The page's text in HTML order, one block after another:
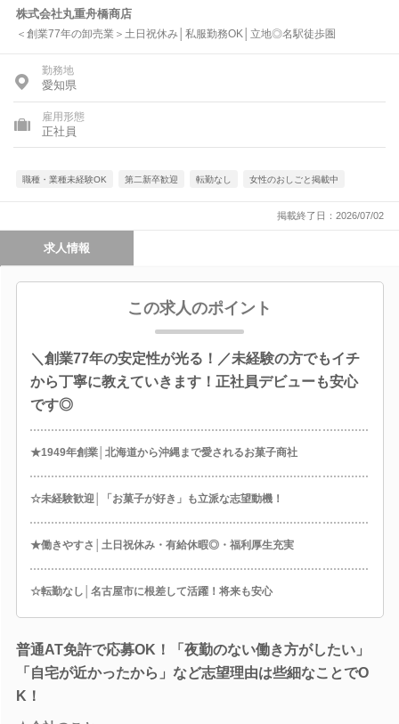
株式会社丸重舟橋商店
＜創業77年の卸売業＞土日祝休み│私服勤務OK│立地◎名駅徒歩圏
勤務地
愛知県
雇用形態
正社員
職種・業種未経験OK 第二新卒歓迎 転勤なし 女性のおしごと掲載中
掲載終了日：2026/07/02
求人情報
この求人のポイント
＼創業77年の安定性が光る！／未経験の方でもイチ
から丁寧に教えていきます！正社員デビューも安心
です◎
★1949年創業│北海道から沖縄まで愛されるお菓子商社
☆未経験歓迎│「お菓子が好き」も立派な志望動機！
★働きやすさ│土日祝休み・有給休暇◎・福利厚生充実
☆転勤なし│名古屋市に根差して活躍！将来も安心
普通AT免許で応募OK！「夜勤のない働き方がしたい」
「自宅が近かったから」など志望理由は些細なことでO
K！